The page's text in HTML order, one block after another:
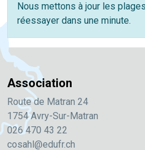
Nous mettons à jour les
réessayer dans une minute.
Association
Route de Matran 24
1754 Avry-Sur-Matran
026 470 43 22
cosahl@edufr.ch